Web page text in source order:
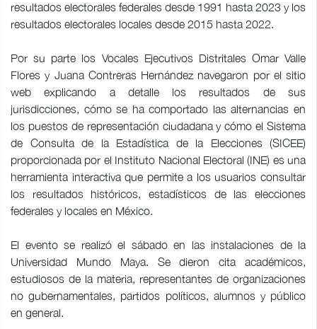
resultados electorales federales desde 1991 hasta 2023 y los
resultados electorales locales desde 2015 hasta 2022.
Por su parte los Vocales Ejecutivos Distritales Omar Valle
Flores y Juana Contreras Hernández navegaron por el sitio
web explicando a detalle los resultados de sus
jurisdicciones, cómo se ha comportado las alternancias en
los puestos de representación ciudadana y cómo el Sistema
de Consulta de la Estadística de la Elecciones (SICEE)
proporcionada por el Instituto Nacional Electoral (INE) es una
herramienta interactiva que permite a los usuarios consultar
los resultados históricos, estadísticos de las elecciones
federales y locales en México.
El evento se realizó el sábado en las instalaciones de la
Universidad Mundo Maya. Se dieron cita académicos,
estudiosos de la materia, representantes de organizaciones
no gubernamentales, partidos políticos, alumnos y público
en general.